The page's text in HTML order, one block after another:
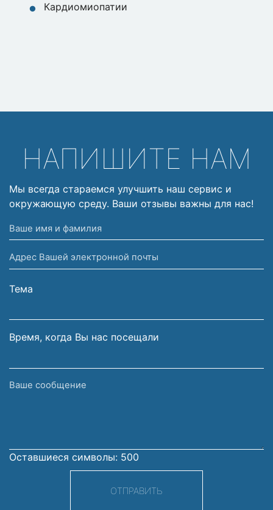
Кардиомиопатии
НАПИШИТЕ НАМ
Мы всегда стараемся улучшить наш сервис и
окружающую среду. Ваши отзывы важны для нас!
Ваше
имя
и
фамилия
Адрес
Вашей
электронной
Тема
Время, когда Вы нас посещали
Ваше
Оставшиеся символы: 500
ОТПРАВИТЬ